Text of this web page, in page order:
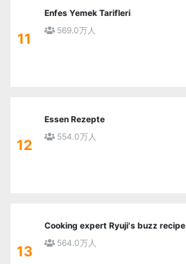
11
Enfes Yemek Tarifleri
569.0万人
12
Essen Rezepte
554.0万人
13
Cooking expert Ryuji's buzz recipe
564.0万人